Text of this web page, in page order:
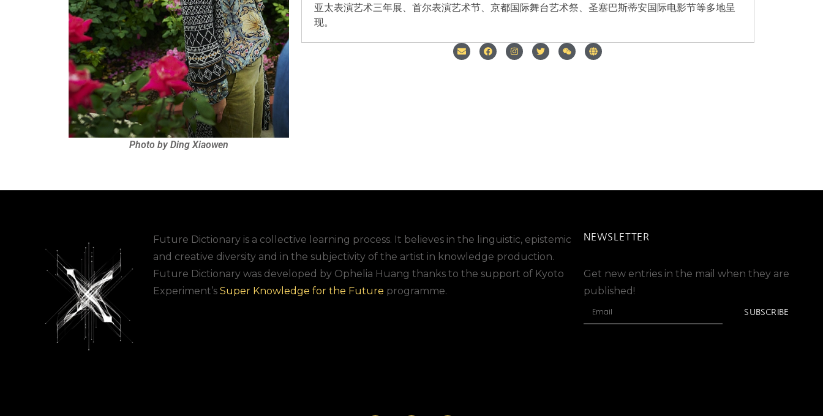
Photo by Ding Xiaowen
亚太表演艺术三年展、首尔表演艺术节、京都国际舞台艺术祭、圣塞巴斯蒂安国际电影节等多地呈
现。
Future Dictionary is a collective learning process. It believes in the linguistic, epistemic
and creative diversity and in the subjectivity of the artist in knowledge production.
Future Dictionary was developed by Ophelia Huang thanks to the support of Kyoto
Experiment’sSuper Knowledge for the Future programme.
NEWSLETTER
Get new entries in the mail when they are
published!
SUBSCRIBE